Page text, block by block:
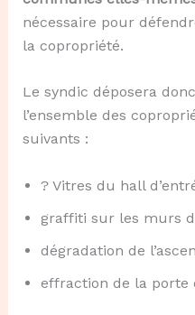
nécessaire pour
la copropriété.
Le syndic déposera
l’ensemble des
suivants :
? Vitres du hall
graffiti sur les murs
dégradation de
effraction de la porte